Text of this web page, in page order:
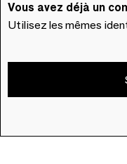
Vous avez déjà un
Utilisez les mêmes